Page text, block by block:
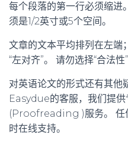
每个段落的第一行必须缩进
须是1/2英寸或5个空间。
文章的文本平均排列在左端
“左对齐”。 请勿选择“合法性”
对英语论文的形式还有其他
Easydue的客服，我们提供
(Proofreading )服务。 任
时在线支持。